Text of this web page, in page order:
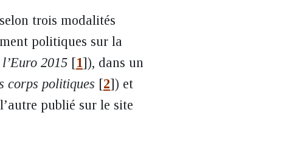
trois modalités
politiques sur la
2015 [1]), dans un
corps politiques [2]) et
l’autre publié sur le site